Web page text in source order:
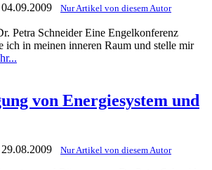
Nur Artikel von diesem Autor
Petra Schneider Eine Engelkonferenz
ich in meinen inneren Raum und stelle mir
von Energiesystem und
Nur Artikel von diesem Autor